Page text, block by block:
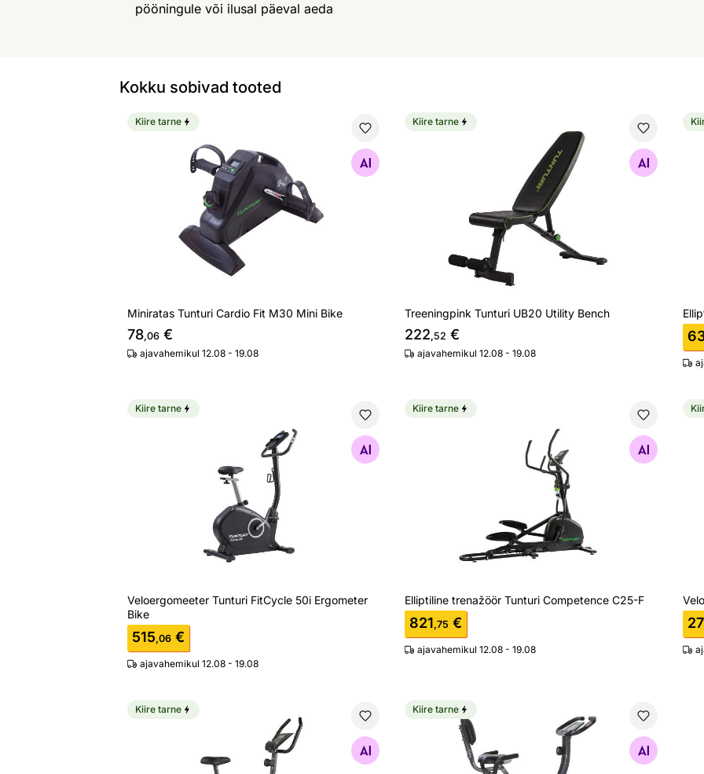
pööningule või ilusal päeval aeda
Kokku sobivad tooted
Miniratas Tunturi Cardio Fit M30 Mini Bike
Kiire tarne
Miniratas Tunturi Cardio Fit M30 Mini Bike
78,06 €
ajavahemikul 12.08 - 19.08
Treeningpink Tunturi UB20 Utility Bench
Otsi sarnaseid
Kiire tarne
Treeningpink Tunturi UB20 Utility Bench
222,52 €
ajavahemikul 12.08 - 19.08
Veloergomeeter Tunturi FitCycle 50i Ergometer Bike
Otsi sarnaseid
Kiire tarne
Veloergomeeter Tunturi FitCycle 50i Ergometer
Bike
515,06 €
ajavahemikul 12.08 - 19.08
Elliptiline trenažöör Tunturi Competence C25-F
Otsi sarnaseid
Kiire tarne
Elliptiline trenažöör Tunturi Competence C25-F
821,75 €
ajavahemikul 12.08 - 19.08
Velotrenažöör Tunturi Cardio Fit B30
Otsi sarnaseid
Kiire tarne
Velotrenažöör seljatoega Tunturi Fit B25 X-bike
Otsi sarnaseid
Kiire tarne